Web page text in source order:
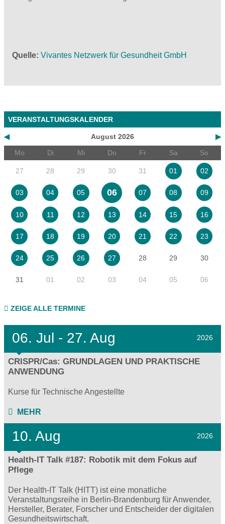
Quelle Vivantes Netzwerk für Gesundheit GmbH
VERANSTALTUNGSKALENDER
◀ ▶
August 2026
Mo
Di Mi Do Fr Sa So
27 28 29 30 31 01 02
03 04 05 06 07 08 09
10 11 12 13 14 15 16
17 18 19 20 21 22 23
24 25 26 27 28 29 30
31 01 02 03 04 05 06
ZEIGE ALLE TERMINE
06. Jul - 27. Aug 2026
CRISPR/Cas: GRUNDLAGEN UND PRAKTISCHE
ANWENDUNG
Kurse für Technische Angestellte
MEHR
10. Aug 2026
Health-IT Talk #187: Robotik mit dem Fokus auf
Pflege
Der Health-IT Talk (HITT) ist eine monatliche
Veranstaltungsreihe in Berlin-Brandenburg für Anwender,
Hersteller, Berater, Forscher und Entscheider der digitalen
Gesundheitswirtschaft.